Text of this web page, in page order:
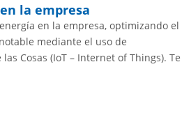
la empresa
en la empresa, optimizando el
mediante el uso de
Cosas (IoT – Internet of Things). Te